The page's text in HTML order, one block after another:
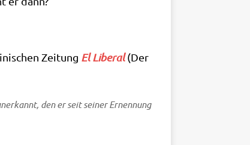
Zei­tung El Libe­ral (Der
den er seit sei­ner Ernen­nung